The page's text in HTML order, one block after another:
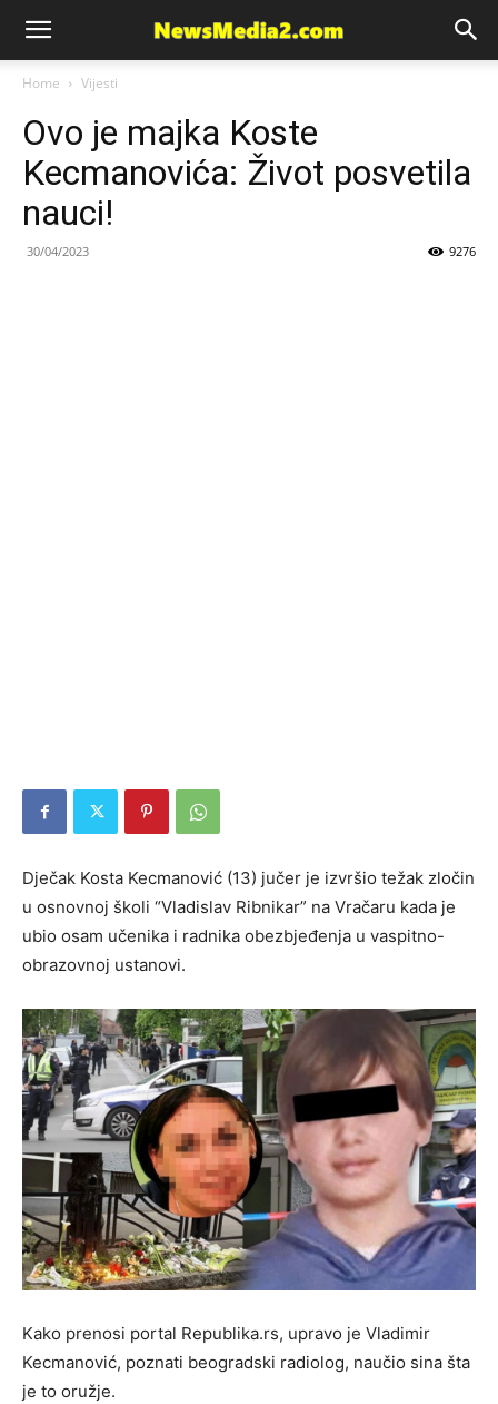
News
Media
Home Vijesti
Ovo je majka Koste
Kecmanovića: Život posvetila
nauci!
30/04/2023 9276
Dječak Kosta Kecmanović (13) jučer je izvršio težak zločin
u osnovnoj školi “Vladislav Ribnikar” na Vračaru kada je
ubio osam učenika i radnika obezbjeđenja u vaspitno-
obrazovnoj ustanovi.
Kako prenosi portal Republika.rs, upravo je Vladimir
Kecmanović, poznati beogradski radiolog, naučio sina šta
je to oružje.